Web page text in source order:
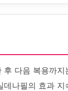
후 다음 복용까
데나필의 효과